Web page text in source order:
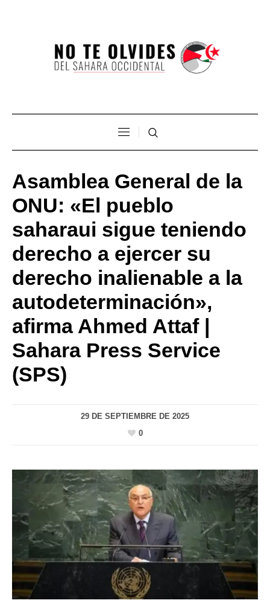
Asamblea General de la
ONU: «El pueblo
saharaui sigue teniendo
derecho a ejercer su
derecho inalienable a la
autodeterminación»,
afirma Ahmed Attaf |
Sahara Press Service
(SPS)
29 DE SEPTIEMBRE DE 2025
0